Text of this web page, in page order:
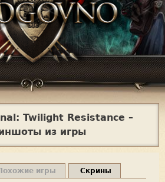
Twilight Resistance –
из игры
игры Скрины